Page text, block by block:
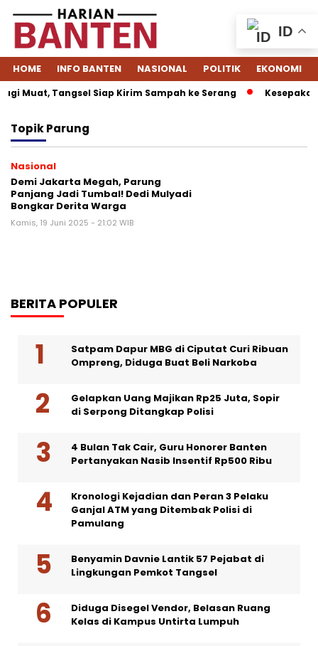
HOME INFO BANTEN NASIONAL POLITIK EKONOMI
Muat, Tangsel Siap Kirim Sampah ke Serang
TopikParung
Nasional
Demi Jakarta Megah, Parung
Panjang Jadi Tumbal! Dedi Mulyadi
Bongkar Derita Warga
Kamis, 19 Juni 2025 - 21:02 WIB
BERITA POPULER
Satpam Dapur MBG di Ciputat Curi Ribuan
Ompreng, Diduga Buat Beli Narkoba
Gelapkan Uang Majikan Rp25 Juta, Sopir
di Serpong Ditangkap Polisi
4 Bulan Tak Cair, Guru Honorer Banten
Pertanyakan Nasib Insentif Rp500 Ribu
Kronologi Kejadian dan Peran 3 Pelaku
Ganjal ATM yang Ditembak Polisi di
Pamulang
Benyamin Davnie Lantik 57 Pejabat di
Lingkungan Pemkot Tangsel
Diduga Disegel Vendor, Belasan Ruang
Kelas di Kampus Untirta Lumpuh
ID